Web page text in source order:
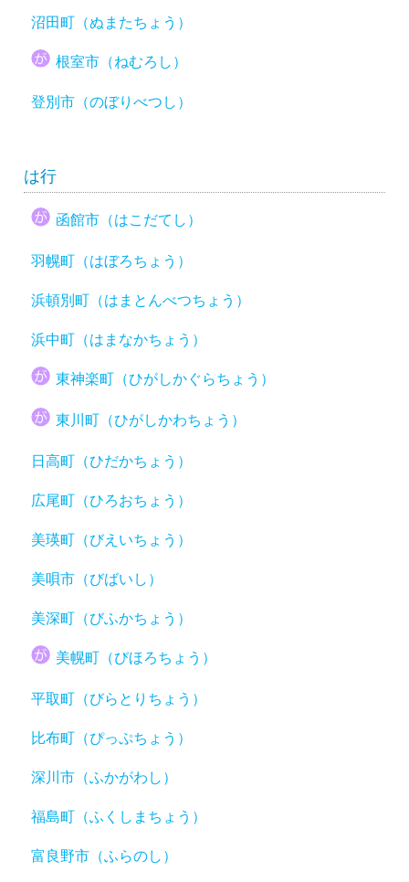
沼田町（ぬまたちょう）
根室市（ねむろし）
登別市（のぼりべつし）
は行
函館市（はこだてし）
羽幌町（はぼろちょう）
浜頓別町（はまとんべつちょう）
浜中町（はまなかちょう）
東神楽町（ひがしかぐらちょう）
東川町（ひがしかわちょう）
日高町（ひだかちょう）
広尾町（ひろおちょう）
美瑛町（びえいちょう）
美唄市（びばいし）
美深町（びふかちょう）
美幌町（びほろちょう）
平取町（びらとりちょう）
比布町（ぴっぷちょう）
深川市（ふかがわし）
福島町（ふくしまちょう）
富良野市（ふらのし）